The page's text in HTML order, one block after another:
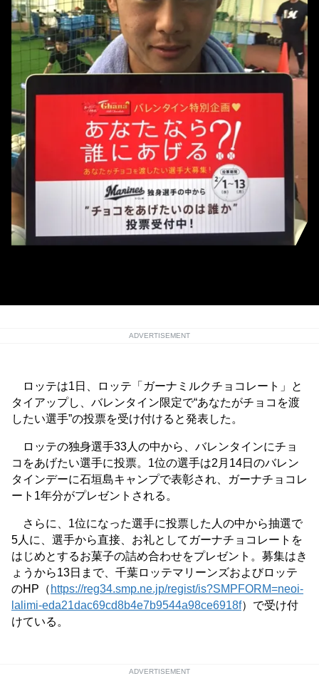
ADVERTISEMENT
ロッテは1日、ロッテ「ガーナミルクチョコレート」と
タイアップし、バレンタイン限定で“あなたがチョコを渡
したい選手”の投票を受け付けると発表した。
ロッテの独身選手33人の中から、バレンタインにチョ
コをあげたい選手に投票。1位の選手は2月14日のバレン
タインデーに石垣島キャンプで表彰され、ガーナチョコレ
ート1年分がプレゼントされる。
さらに、1位になった選手に投票した人の中から抽選で
5人に、選手から直接、お礼としてガーナチョコレートを
はじめとするお菓子の詰め合わせをプレゼント。募集はき
ょうから13日まで、千葉ロッテマリーンズおよびロッテ
のHP（ https://reg34.smp.ne.jp/regist/is?SMPFORM=neoi-
lalimi-eda21dac69cd8b4e7b9544a98ce6918f）で受け付
けている。
ADVERTISEMENT